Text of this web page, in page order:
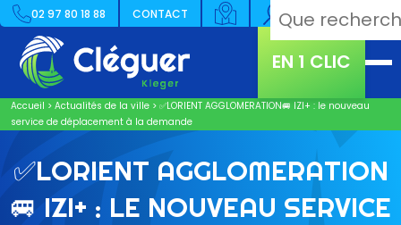
02 97 80 18 88 CONTACT
EN 1 CLIC
Accueil > Actualités de la ville > ✅LORIENT AGGLOMERATION🚐 IZI+ : le nouveau
service de déplacement à la demande
✅LORIENT AGGLOMERATION
🚐 IZI+ : LE NOUVEAU SERVICE